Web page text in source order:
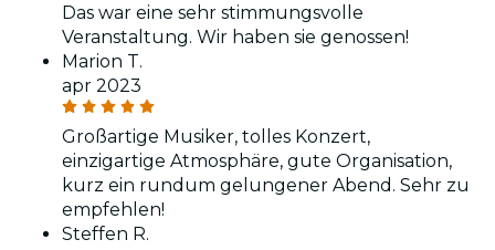
Das war eine sehr stimmungsvolle
Veranstaltung. Wir haben sie genossen!
Marion T.
apr 2023
Großartige Musiker, tolles Konzert,
einzigartige Atmosphäre, gute Organisation,
kurz ein rundum gelungener Abend. Sehr zu
empfehlen!
Steffen R.